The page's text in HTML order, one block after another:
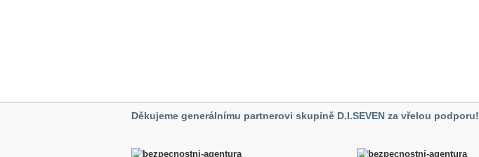
Děkujeme generálnímu partnerovi skupině D.I.SEVEN za vřelou podporu!